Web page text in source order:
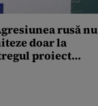
rusă nu
doar la
proiect